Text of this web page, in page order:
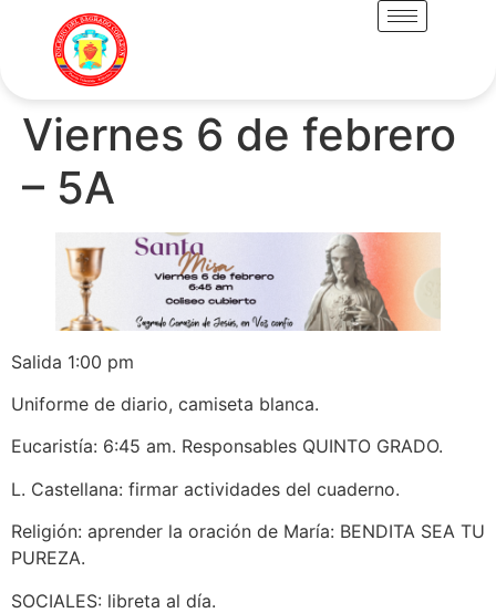
Viernes 6 de febrero
– 5A
Salida 1:00 pm
Uniforme de diario, camiseta blanca.
Eucaristía: 6:45 am. Responsables QUINTO GRADO.
L. Castellana: firmar actividades del cuaderno.
Religión: aprender la oración de María: BENDITA SEA TU
PUREZA.
SOCIALES: libreta al día.